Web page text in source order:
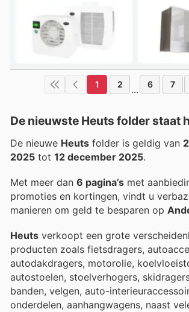
1 2 ... 6 7
De nieuwste Heuts folder staat
De nieuwe Heuts folder is geldig van
2025 tot 12 december 2025.
Met meer dan 6 pagina’s met
promoties en kortingen, vindt u
manieren om geld te besparen op
Heuts verkoopt een grote
producten zoals fietsdragers,
autodakdragers, motorolie,
autostoelen, stoelverhogers,
banden, velgen, auto-
onderdelen, aanhangwagens, naast